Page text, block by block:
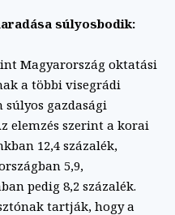
súlyosbodik:
Magyarország oktatási
a többi visegrádi
gazdasági
elemzés szerint a korai
12,4 százalék,
5,9,
pedig 8,2 százalék.
tartják, hogy a